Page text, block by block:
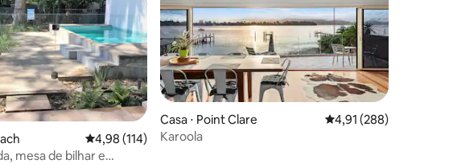
5, 299 avaliações
4,98 de uma avaliação média de 5, 114 avaliações
4,98 (114)
mesa de bilhar e
Casa ⋅ Point Clare 4,91 de uma avaliação
4,91 (288)
Karoola